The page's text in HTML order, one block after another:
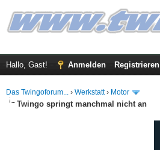
Hallo, Gast! Anmelden Registrieren
Das Twingoforum... › Werkstatt› Motor
Twingo springt manchmal nicht an